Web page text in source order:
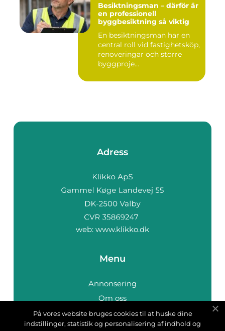
Besiktningsman – därför är
en professionell
byggbesiktning så viktig
En besiktningsman har en
central roll vid fastighetsköp,
renoveringar och större
byggproje...
Adress
web: www.klikko.dk
Menu
Annonsering
Om oss
Cookies
Kontakta oss
På vores website bruges cookies til at huske dine
indstillinger, statistik og personalisering af indhold og